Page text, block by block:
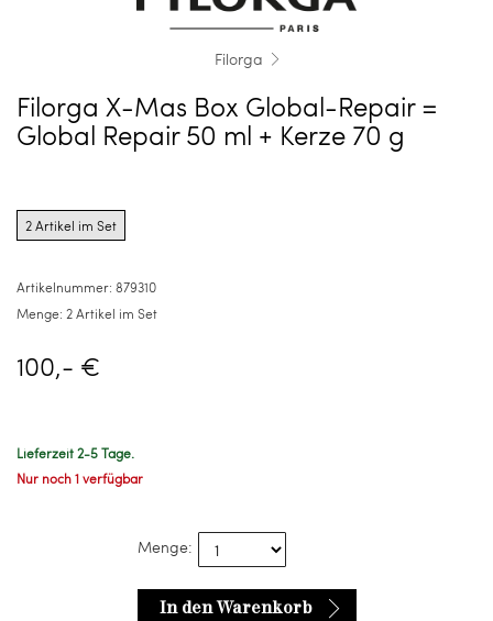
Filorga
Filorga X-Mas Box Global-Repair =
Global Repair 50 ml + Kerze 70 g
options
for
im
Set
2 Artikel im Set
Artikelnummer: 879310
Menge: 2 Artikel im Set
100,- €
Lieferzeit 2-5 Tage.
Nur noch 1 verfügbar
Menge:
In den Warenkorb